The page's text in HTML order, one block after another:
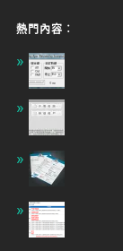
熱門內容︰